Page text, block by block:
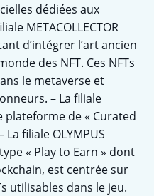
dédiées aux
METACOLLECTOR
d’intégrer l’art ancien
des NFT. Ces NFTs
le metaverse et
– La filiale
plateforme de « Curated
La filiale OLYMPUS
« Play to Earn » dont
est centrée sur
utilisables dans le jeu.